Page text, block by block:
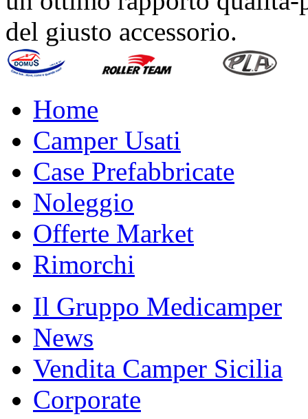
del giusto accessorio.
Home
Camper Usati
Case Prefabbricate
Noleggio
Offerte Market
Rimorchi
Il Gruppo Medicamper
News
Vendita Camper Sicilia
Corporate